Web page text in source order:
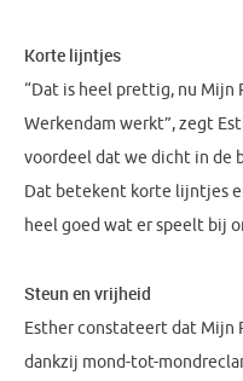
Korte lijntjes
“Dat is heel prettig, nu Mijn
Werkendam werkt”, zegt
voordeel dat we dicht in de
Dat betekent korte lijntjes
heel goed wat er speelt bij
Steun en vrijheid
Esther constateert dat Mijn
dankzij mond-tot-